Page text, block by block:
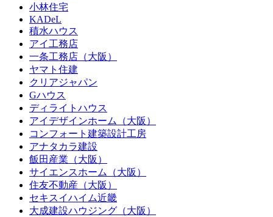
小林住宅
KADeL
積水ハウス
アイ工務店
一条工務店（大阪）
ヤマト住建
クリアジャパン
Gハウス
ディライトハウス
アイデザインホーム（大阪）
コンフォート建築設計工房
アナタカラ建設
飯田産業（大阪）
サイエンスホーム（大阪）
住友不動産（大阪）
セキスイハイム近畿
大成建設ハウジング（大阪）